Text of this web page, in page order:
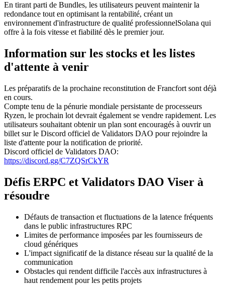
En tirant parti de Bundles, les utilisateurs peuvent maintenir la
redondance tout en optimisant la rentabilité, créant un
environnement d'infrastructure de qualité professionnelSolana qui
offre à la fois vitesse et fiabilité dès le premier jour.
Information sur les stocks et les listes
d'attente à venir
Les préparatifs de la prochaine reconstitution de Francfort sont déjà
en cours.
Compte tenu de la pénurie mondiale persistante de processeurs
Ryzen, le prochain lot devrait également se vendre rapidement. Les
utilisateurs souhaitant obtenir un plan sont encouragés à ouvrir un
billet sur le Discord officiel de Validators DAO pour rejoindre la
liste d'attente pour la notification de priorité.
Discord officiel de Validators DAO:
https://discord.gg/C7ZQSrCkYR
Défis ERPC et Validators DAO Viser à
résoudre
Défauts de transaction et fluctuations de la latence fréquents
dans le public infrastructures RPC
Limites de performance imposées par les fournisseurs de
cloud génériques
L'impact significatif de la distance réseau sur la qualité de la
communication
Obstacles qui rendent difficile l'accès aux infrastructures à
haut rendement pour les petits projets